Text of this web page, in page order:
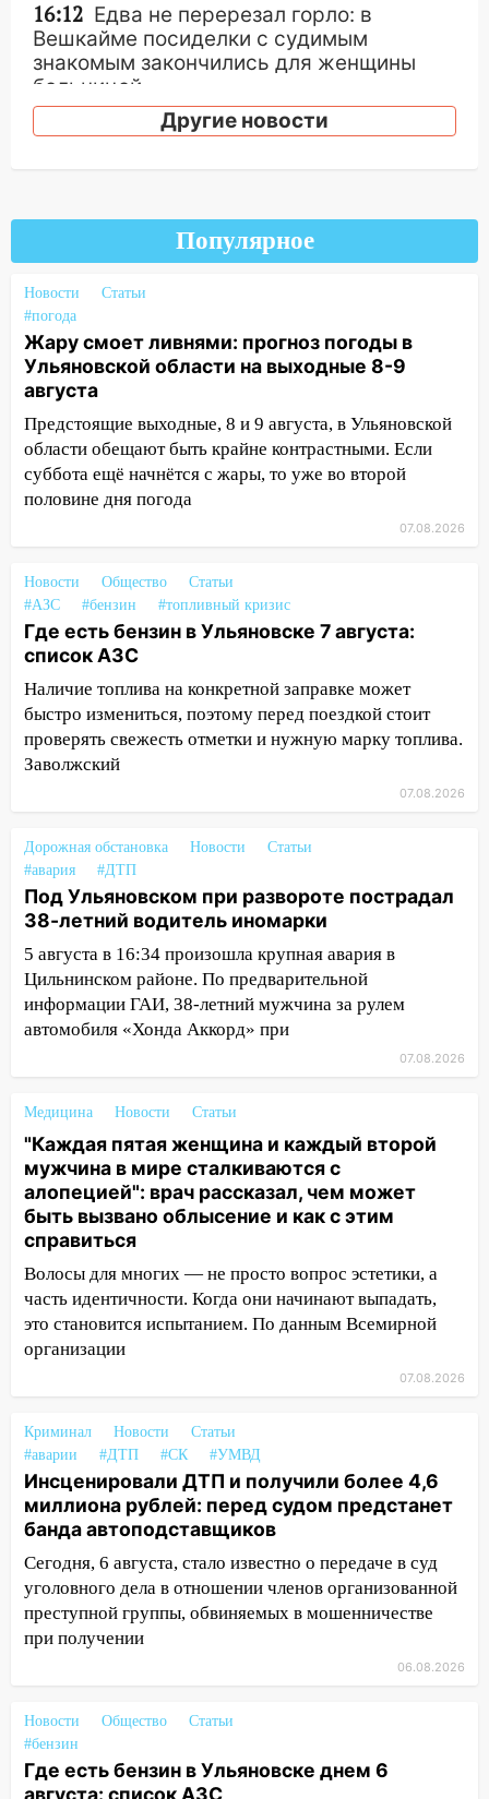
16:12 Едва не перерезал горло: в
Вешкайме посиделки с судимым
знакомым закончились для женщины
больницей
16:06
18-летняя девушка без прав
15:59 Ульяновец отдал более 14
миллионов рублей за криминальное
покровительство
15:32
На «кольце» кроссовер сбил 18-
летнего мопедиста
15:00 В Ульяновске после тройного ДТП
госпитализировали 25-летнего байкера
14:32 На Ульяновскую область
надвигается жара
14:08 Пешеход переходил по «зебре»:
13:30
В Димитровграде на улице
Трудовой горело здание
13:00
Водитель без прав врезался в
12:37 Переезжал «зебру» на
велосипеде и попал под колеса
12:18 Вспыхнул изнутри: в
Железнодорожном районе горела дача
11:33 В Засвияжье под колёса авто
попал мужчина
11:17 В Радищевском районе сгорели
хозяйственные постройки
11:00 В Канадее горел жилой дом
10:18 Губернатор Ульяновской области:
уничтожено четыре беспилотника в
10:00
В Ульяновске дотла сгорел
легковой автомобиль
09:39 В Ульяновске будут судить десять
наркодилеров, снабжавших две области
09:25 Вынесли приговор дебоширам,
избившим мужчину в трамвае
08:27 Ульяновская полиция получила
один из шести уникальных автомобилей
в России
06:10
Двое мигрантов изнасиловали 13-
летнюю девочку в центре Ульяновска
06:00 Мертвеца выкопали, посадили в
мешок и попытались утопить в Волге
05:30 Астрологи назвали самый
опасный день августа: что ждет каждый
знак 5 августа
капремонт школы в посёлке Налейка
22:33
спортивные объекты в Старой Майне
Другие новости
Популярное
Новости
Статьи
#погода
Жару смоет ливнями: прогноз погоды в
Ульяновской области на выходные 8-9
августа
Предстоящие выходные, 8 и 9 августа, в Ульяновской
области обещают быть крайне контрастными. Если
суббота ещё начнётся с жары, то уже во второй
половине дня погода
07.08.2026
Новости Общество
Статьи
#АЗС
#бензин #топливный кризис
Где есть бензин в Ульяновске 7 августа:
список АЗС
Наличие топлива на конкретной заправке может
быстро измениться, поэтому перед поездкой стоит
проверять свежесть отметки и нужную марку топлива.
Заволжский
07.08.2026
Дорожная обстановка Новости
Статьи
#авария
#ДТП
Под Ульяновском при развороте пострадал
38-летний водитель иномарки
5 августа в 16:34 произошла крупная авария в
Цильнинском районе. По предварительной
информации ГАИ, 38-летний мужчина за рулем
автомобиля «Хонда Аккорд» при
07.08.2026
Медицина Новости Статьи
"Каждая пятая женщина и каждый второй
мужчина в мире сталкиваются с
алопецией": врач рассказал, чем может
быть вызвано облысение и как с этим
справиться
Волосы для многих — не просто вопрос эстетики, а
часть идентичности. Когда они начинают выпадать,
это становится испытанием. По данным Всемирной
организации
07.08.2026
Криминал Новости
Статьи
#аварии
#ДТП #СК #УМВД
Инсценировали ДТП и получили более 4,6
миллиона рублей: перед судом предстанет
банда автоподставщиков
Сегодня, 6 августа, стало известно о передаче в суд
уголовного дела в отношении членов организованной
преступной группы, обвиняемых в мошенничестве
при получении
06.08.2026
Новости Общество
Статьи
#бензин
Где есть бензин в Ульяновске днем 6
августа: список АЗС